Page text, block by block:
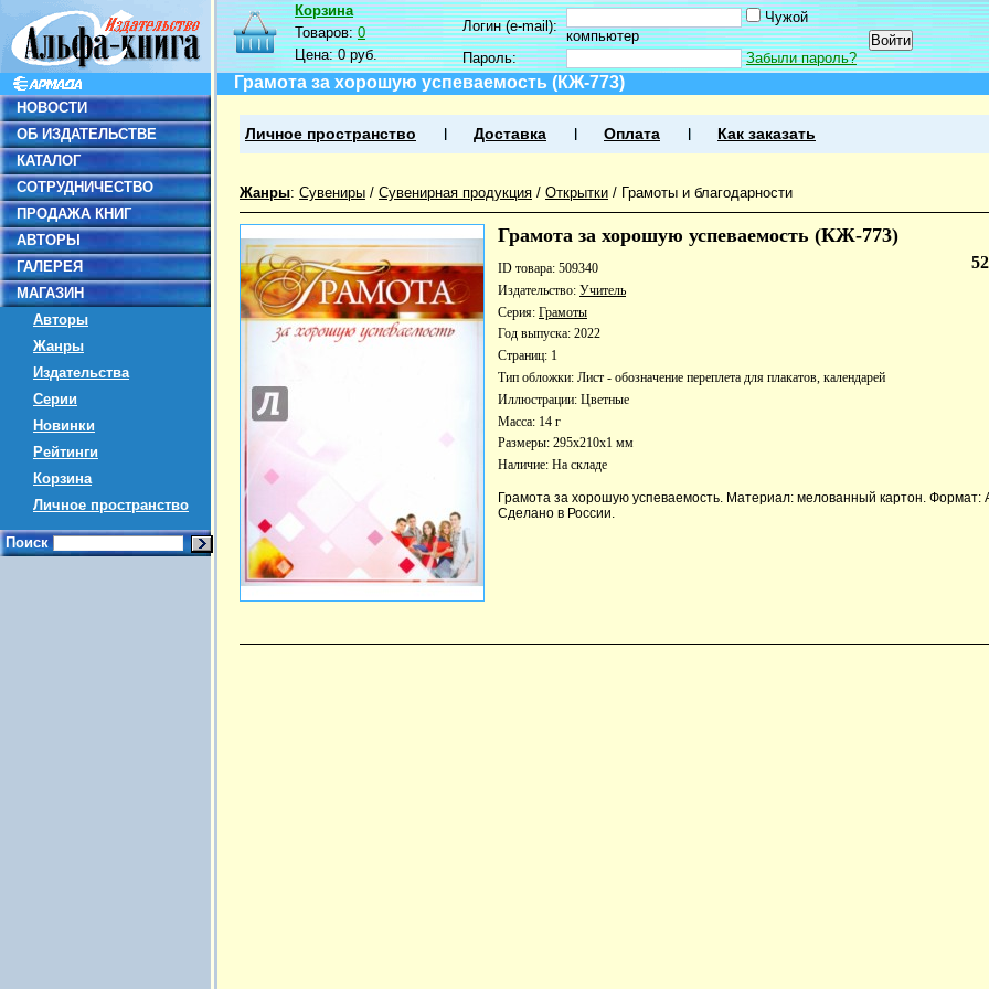
НОВОСТИ
ОБ ИЗДАТЕЛЬСТВЕ
КАТАЛОГ
СОТРУДНИЧЕСТВО
ПРОДАЖА КНИГ
АВТОРЫ
ГАЛЕРЕЯ
МАГАЗИН
Авторы
Жанры
Издательства
Серии
Новинки
Рейтинги
Корзина
Личное пространство
Поиск
Корзина
Товаров:0
Цена:0 руб.
Логин (e-mail):
Чужой
компьютер
Пароль:
Забыли пароль?
Грамота за хорошую успеваемость (КЖ-773)
Личное пространство Доставка Оплата Как заказать
Жанры: Сувениры / Сувенирная продукция / Открытки / Грамоты и благодарности
Грамота за хорошую успеваемость (КЖ-773)
ID товара: 509340
Издательство: Учитель
Серия: Грамоты
Год выпуска: 2022
Страниц: 1
Тип обложки: Лист - обозначение переплета для плакатов, календарей
Иллюстрации: Цветные
Масса: 14 г
Размеры: 295x210x1 мм
Наличие: На складе
Грамота за хорошую успеваемость. Материал: мелованный картон. Формат:
Сделано в России.